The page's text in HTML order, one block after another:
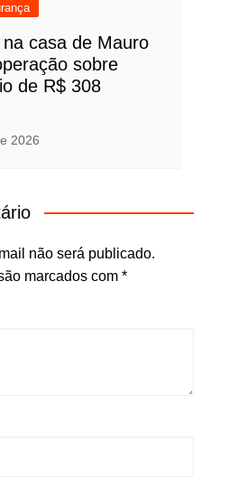
casa de Mauro
sobre
de R$ 308
2026
não será publicado.
marcados com *